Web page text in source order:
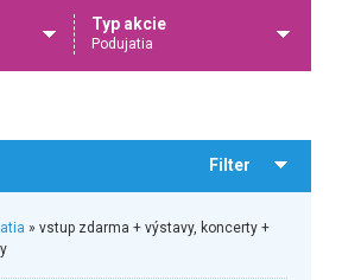
Typ akcie
Podujatia
Filter
» vstup zdarma + výstavy, koncerty +